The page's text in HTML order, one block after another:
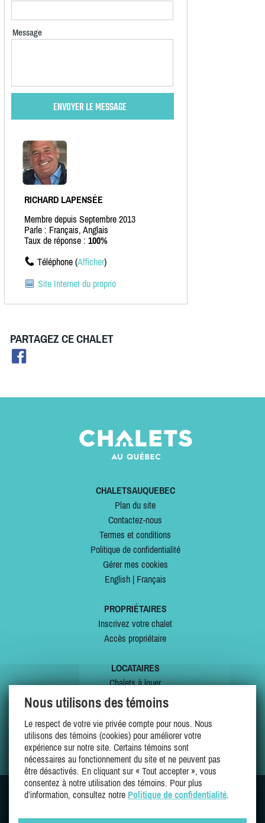
Message
RICHARD LAPENSÉE
Membre depuis Septembre 2013
Parle : Français, Anglais
Taux de réponse : 100%
Téléphone (Afficher)
Site Internet du proprio
PARTAGEZ CE CHALET
CHALETSAUQUEBEC
Plan du site
Contactez-nous
Termes et conditions
Politique de confidentialité
Gérer mes cookies
English| Français
PROPRIÉTAIRES
Inscrivez votre chalet
Accès propriétaire
LOCATAIRES
Chalets à louer
Chalets à vendre
Offres spéciales
Mes favoris
SUIVEZ-NOUS SUR
Nous utilisons des témoins
Le respect de votre vie privée compte pour nous. Nous
utilisons des témoins (cookies) pour améliorer votre
expérience sur notre site. Certains témoins sont
nécessaires au fonctionnement du site et ne peuvent pas
être désactivés. En cliquant sur « Tout accepter », vous
consentez à notre utilisation des témoins. Pour plus
d’information, consultez notre Politique de confidentialité.